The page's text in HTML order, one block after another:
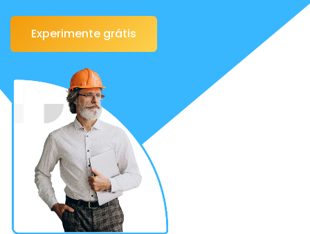
Experimente grátis